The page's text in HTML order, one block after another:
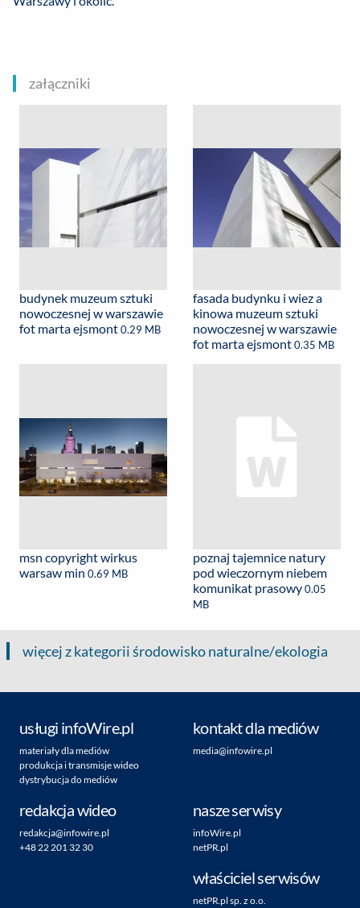
załączniki
budynek muzeum sztuki
nowoczesnej w warszawie
fot marta ejsmont0.29 MB
fasada budynku i wiez a
kinowa muzeum sztuki
nowoczesnej w warszawie
fot marta ejsmont0.35 MB
msn copyright wirkus
warsaw min 0.69 MB
poznaj tajemnice natury
pod wieczornym niebem
komunikat prasowy0.05
MB
więcej z kategorii środowisko naturalne/ekologia
usługi infoWire.pl
materiały dla mediów
produkcja i transmisje wideo
dystrybucja do mediów
kontakt dla mediów
media@infowire.pl
redakcja wideo
redakcja@infowire.pl
+48 22 201 32 30
nasze serwisy
infoWire.pl
netPR.pl
właściciel serwisów
netPR.pl sp. z o.o.